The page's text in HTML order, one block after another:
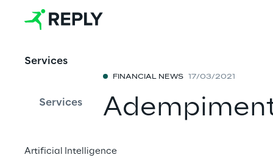
Services
Services
Artificial Intelligence
FINANCIAL NEWS 17/03/2021